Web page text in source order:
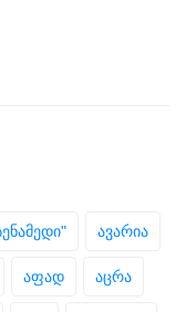
ავარია
აფად აცრა